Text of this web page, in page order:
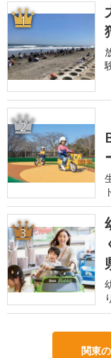
1
2
3
関東